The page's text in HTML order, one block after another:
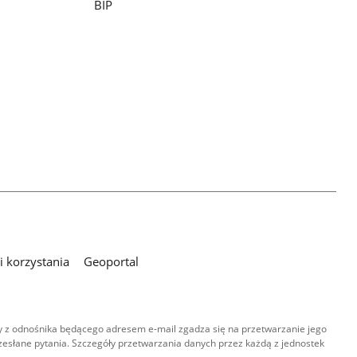
BIP
korzystania
Geoportal
odnośnika będącego adresem e-mail zgadza się na przetwarzanie jego
pytania. Szczegóły przetwarzania danych przez każdą z jednostek